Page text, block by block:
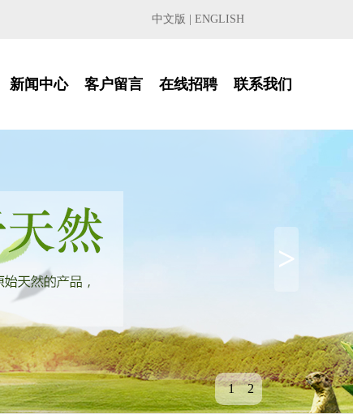
中文版 ENGLISH
新闻中心 客户留言 在线招聘 联系我们
>
1 2